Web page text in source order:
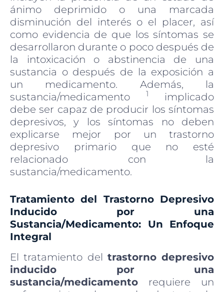
ánimo deprimido o una marcada
disminución del interés o el placer, así
como evidencia de que los síntomas se
desarrollaron durante o poco después de
la intoxicación o abstinencia de una
sustancia o después de la exposición a
un medicamento. Además, la
sustancia/medicamento 1
implicado
debe ser capaz de producir los síntomas
depresivos, y los síntomas no deben
explicarse mejor por un trastorno
depresivo primario que no esté
relacionado con la
sustancia/medicamento.
Tratamiento del Trastorno Depresivo
Inducido por una
Sustancia/Medicamento: Un Enfoque
Integral
El tratamiento del trastorno depresivo
inducido por una
sustancia/medicamento requiere un